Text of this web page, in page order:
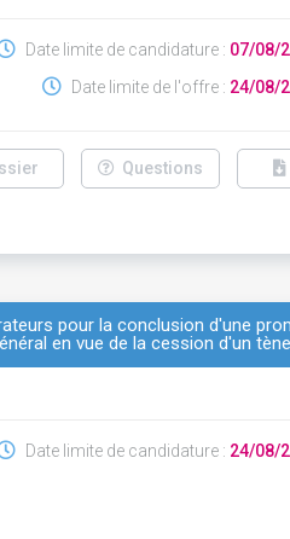
Date limite de candidature : 07/08/
Date limite de l'offre : 24/08/
Questions
pour la conclusion d'une
en vue de la cession d'un
Date limite de candidature : 24/08/